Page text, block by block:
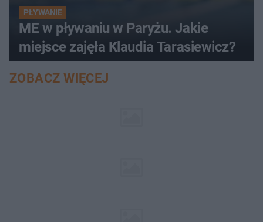
PŁYWANIE
ME w pływaniu w Paryżu. Jakie
miejsce zajęła Klaudia Tarasiewicz?
ZOBACZ WIĘCEJ